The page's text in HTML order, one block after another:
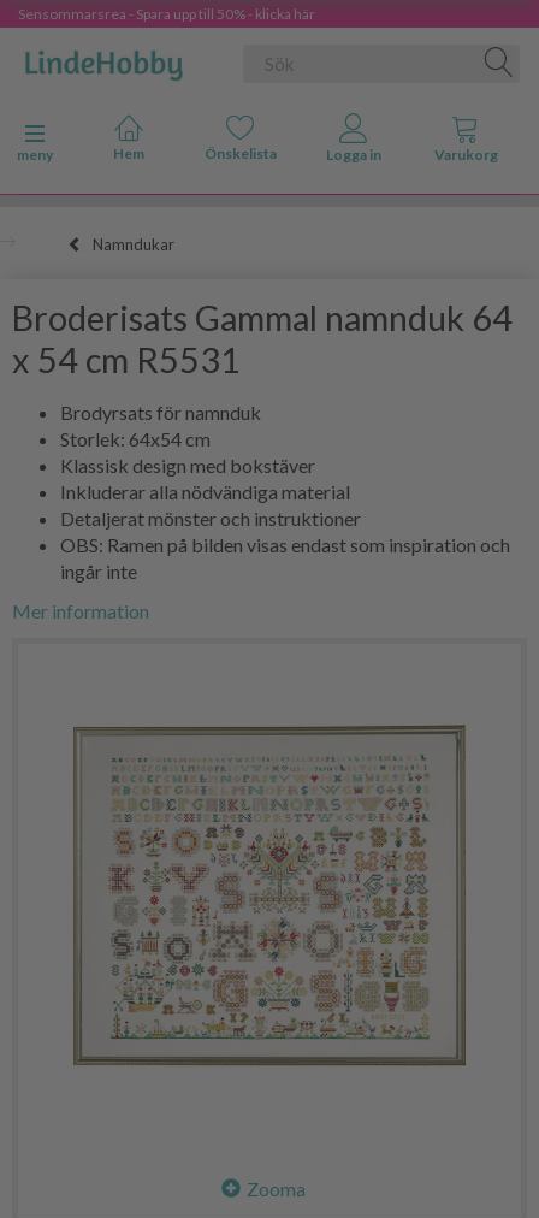
Sensommarsrea - Spara upp till 50% - klicka här
Ändra navigering
meny
Namndukar
Broderisats Gammal namnduk 64
x 54 cm R5531
Brodyrsats för namnduk
Storlek: 64x54 cm
Klassisk design med bokstäver
Inkluderar alla nödvändiga material
Detaljerat mönster och instruktioner
OBS: Ramen på bilden visas endast som inspiration och
ingår inte
Mer information
Zooma